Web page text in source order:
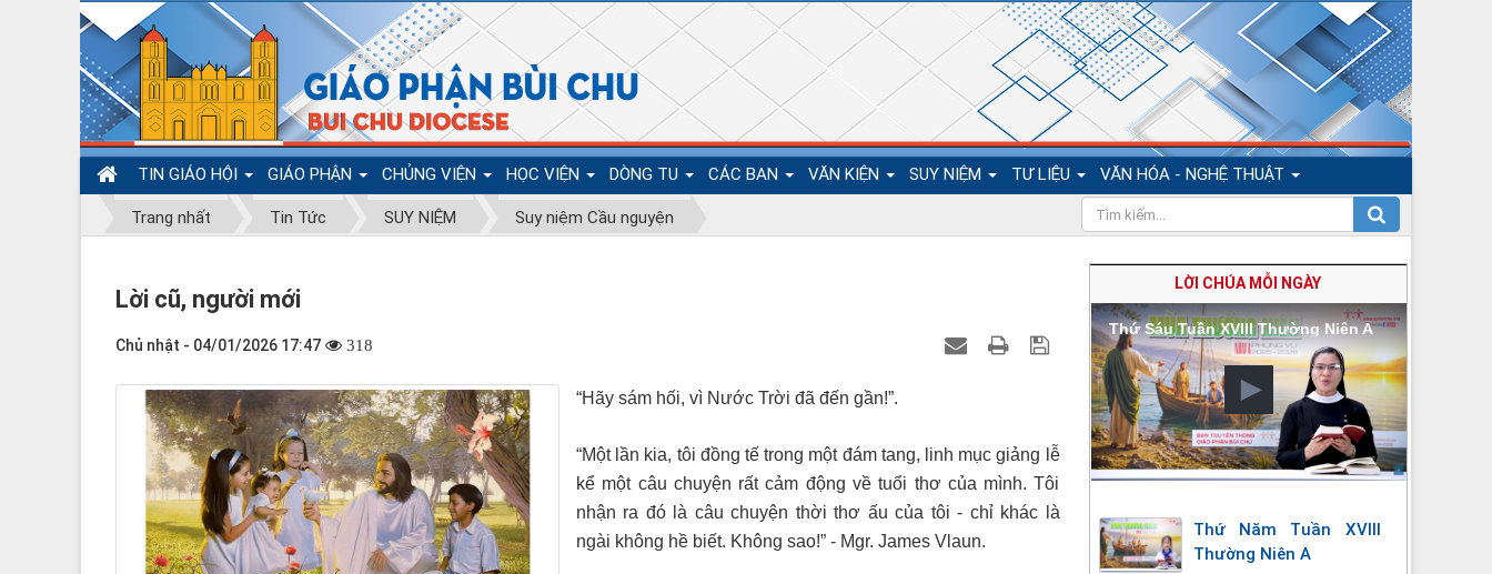
TIN GIÁO HỘI GIÁO PHẬN CHỦNG VIỆN HỌC VIỆN DÒNG TU CÁC BAN VĂN KIỆN SUY NIỆM TƯ LIỆU VĂN HÓA - NGHỆ THUẬT
Trang nhất Tin Tức SUY NIỆM Suy niệm Cầu nguyện
Lời cũ, người mới
Chủ nhật - 04/01/2026 17:47 318
“Hãy sám hối, vì Nước Trời đã đến gần!”.
“Một lần kia, tôi đồng tế trong một đám tang, linh mục giảng lễ
kể một câu chuyện rất cảm động về tuổi thơ của mình. Tôi
nhận ra đó là câu chuyện thời thơ ấu của tôi - chỉ khác là
ngài không hề biết. Không sao!” - Mgr. James Vlaun.
LỜI CHÚA MỖI NGÀY
Thứ Sáu Tuần XVIII Thường Niên A
Thứ Năm Tuần XVIII
Thường Niên A